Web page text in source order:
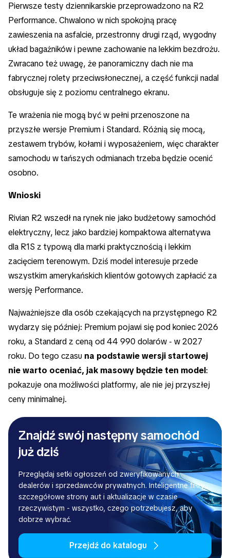
Pierwsze testy dziennikarskie przeprowadzono na R2
Performance. Chwalono w nich spokojną pracę
zawieszenia na asfalcie, przestronny drugi rząd, wygodny
układ bagażników i pewne zachowanie na lekkim bezdrożu.
Zwracano też uwagę, że panoramiczny dach nie ma
fabrycznej rolety przeciwsłonecznej, a część funkcji nadal
obsługuje się z poziomu centralnego ekranu.
Te wrażenia nie mogą być w pełni przenoszone na
przyszłe wersje Premium i Standard. Różnią się mocą,
zestawem trybów, kołami i wyposażeniem, więc charakter
samochodu w tańszych odmianach trzeba będzie ocenić
osobno.
Wnioski
Rivian R2 wszedł na rynek nie jako budżetowy samochód
elektryczny, lecz jako bardziej kompaktowa alternatywa
dla R1S z typową dla marki praktycznością i lekkim
zacięciem terenowym. Dziś model interesuje przede
wszystkim amerykańskich klientów gotowych zapłacić za
wersję Performance.
Najważniejsze dla osób czekających na przystępnego R2
wydarzy się później: Premium pojawi się pod koniec 2026
roku, a Standard z ceną od 44 990 dolarów - w 2027
roku. Do tego czasu na podstawie wersji startowej
nie warto oceniać, jak masowy będzie ten model:
pokazuje ona możliwości platformy, ale nie jej przyszłej
ceny minimalnej.
Znajdź swój następny samochód
już dziś
Przeglądaj setki ogłoszeń od zweryfikowanych
dealerów i sprzedawców prywatnych. Inteligentne filtry,
szczegółowe strony aut i aktualizacje w czasie
rzeczywistym - wszystko, czego potrzebujesz, aby
dobrze wybrać.
Przejdź do katalogu